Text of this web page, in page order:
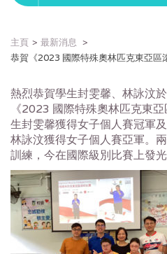
主頁
最新消息
恭賀《2023 國際特殊奧林匹克東亞區
熱烈恭賀學生封雯馨、林詠汶
《2023 國際特殊奧林匹克東
生封雯馨獲得女子個人賽冠軍
林詠汶獲得女子個人賽亞軍。
訓練，今在國際級別比賽上發